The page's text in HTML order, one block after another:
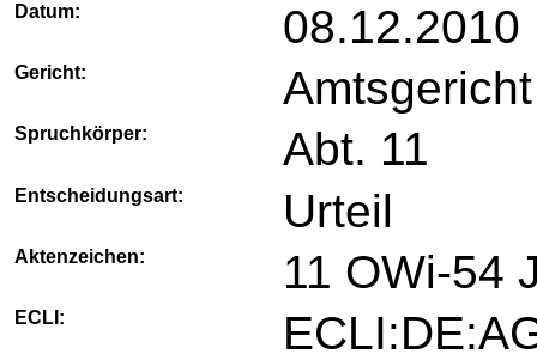
Datum: 08.12.2010
Gericht:
Spruchkörper: Abt. 11
Entscheidungsart: Urteil
Aktenzeichen: 11 OWi-54
ECLI: